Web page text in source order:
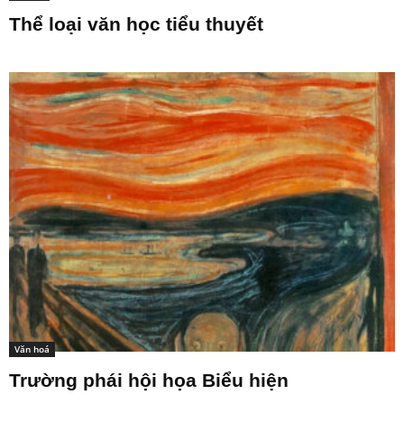
Thể loại văn học tiểu thuyết
Văn hoá
Trường phái hội họa Biểu hiện